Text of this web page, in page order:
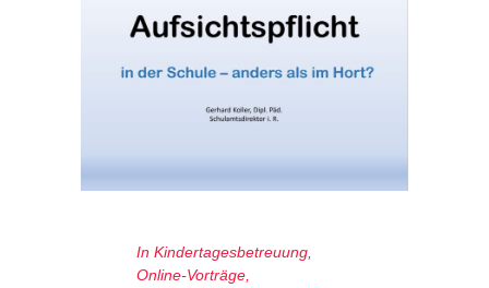
In Kindertagesbetreuung,
Online-Vorträge,